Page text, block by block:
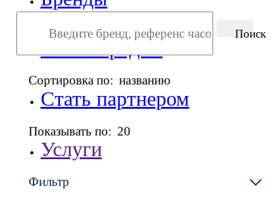
Стать партнером
Услуги
Сервисный центр
Поиск
Сортировка по: названию
Показывать по: 20
Фильтр